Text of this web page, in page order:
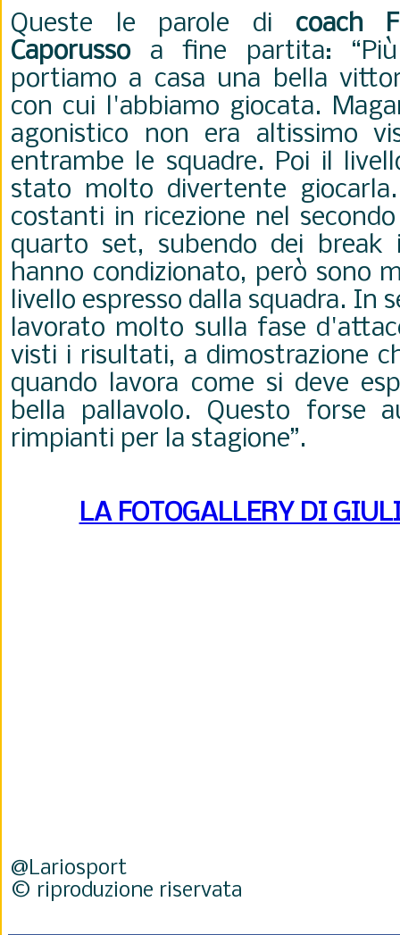
Queste le parole di coach
Caporussoa fine partita:
portiamo a casa una bella
con cui l'abbiamo giocata.
agonistico non era altissimo
entrambe le squadre. Poi il
stato molto divertente
costanti in ricezione nel
quarto set, subendo dei
hanno condizionato, però sono
livello espresso dalla squadra. In
lavorato molto sulla fase
visti i risultati, a dimostrazione
quando lavora come si deve
bella pallavolo. Questo forse
rimpianti per la stagione”.
LA FOTOGALLERY DI
@Lariosport
© riproduzione riservata